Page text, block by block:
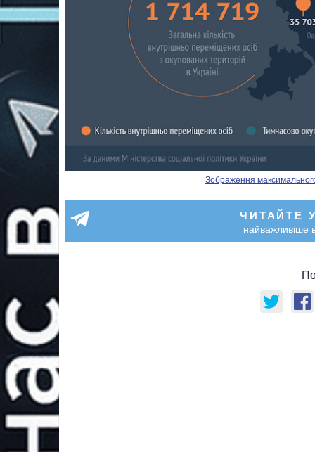
Зображення максимального
ЧИТАЙТЕ У
найважливіше